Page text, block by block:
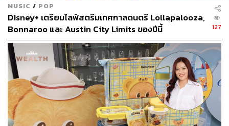
MUSIC / POP
Disney+ เตรียมไลฟ์สตรีมเทศกาลดนตรี Lollapalooza,
Bonnaroo และ Austin City Limits ของปีนี้
127